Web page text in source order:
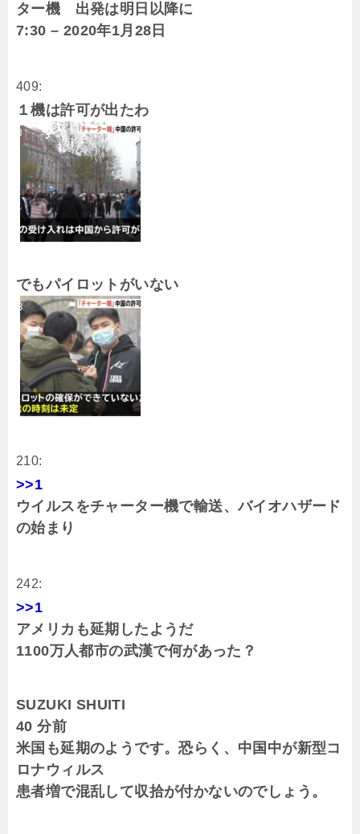
ター機 出発は明日以降に
7:30 – 2020年1月28日
409:
１機は許可が出たわ
でもパイロットがいない
210:
>>1
ウイルスをチャーター機で輸送、バイオハザード
の始まり
242:
>>1
アメリカも延期したようだ
1100万人都市の武漢で何があった？
SUZUKI SHUITI
40 分前
米国も延期のようです。恐らく、中国中が新型コ
ロナウィルス
患者増で混乱して収拾が付かないのでしょう。